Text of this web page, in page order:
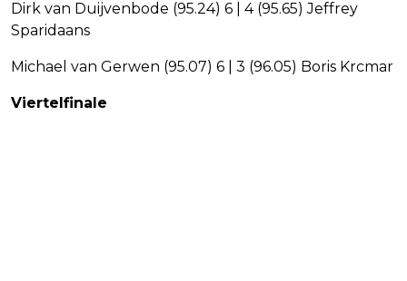
Dirk van Duijvenbode (95.24) 6 | 4 (95.65) Jeffrey
Sparidaans
Michael van Gerwen (95.07) 6 | 3 (96.05) Boris Krcmar
Viertelfinale